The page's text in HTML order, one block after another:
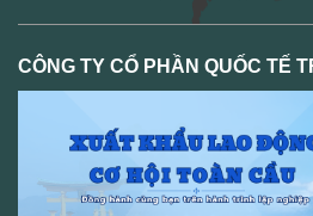
CÔNG TY CỔ PHẦN QUỐC TẾ